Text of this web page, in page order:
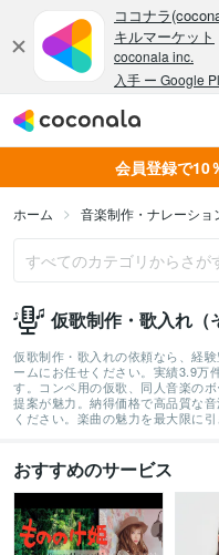
会員登録で10
ホーム 音楽制作・ナレーショ
仮歌制作・歌入れ（
仮歌制作・歌入れの依頼なら、経
ームにお任せください。実績3.9万
す。コンペ用の仮歌、同人音楽の
提案が魅力。納得価格で高品質な
ください。楽曲の魅力を最大限に
おすすめのサービス